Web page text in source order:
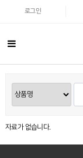
로그인
자료가 없습니다.